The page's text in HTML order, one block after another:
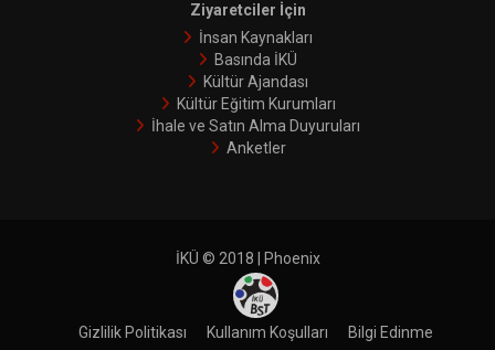
Ziyaretciler İçin
İnsan Kaynakları
Basında İKÜ
Kültür Ajandası
Kültür Eğitim Kurumları
İhale ve Satın Alma Duyuruları
Anketler
İKÜ © 2018 | Phoenix
Gizlilik Politikası Kullanım Koşulları Bilgi Edinme